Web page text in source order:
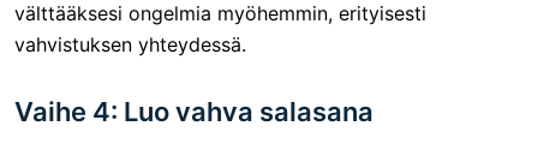
välttääksesi ongelmia myöhemmin, erityisesti
vahvistuksen yhteydessä.
Vaihe 4: Luo vahva salasana